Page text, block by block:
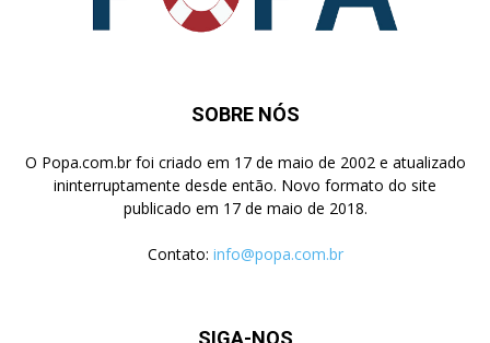
SOBRE NÓS
O Popa.com.br foi criado em 17 de maio de 2002 e atualizado
ininterruptamente desde então. Novo formato do site
publicado em 17 de maio de 2018.
Contato: info@popa.com.br
SIGA-NOS